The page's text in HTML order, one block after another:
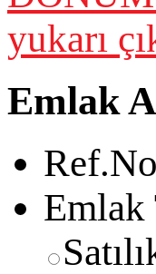
yukarı
Emlak
Ref.No
Emlak